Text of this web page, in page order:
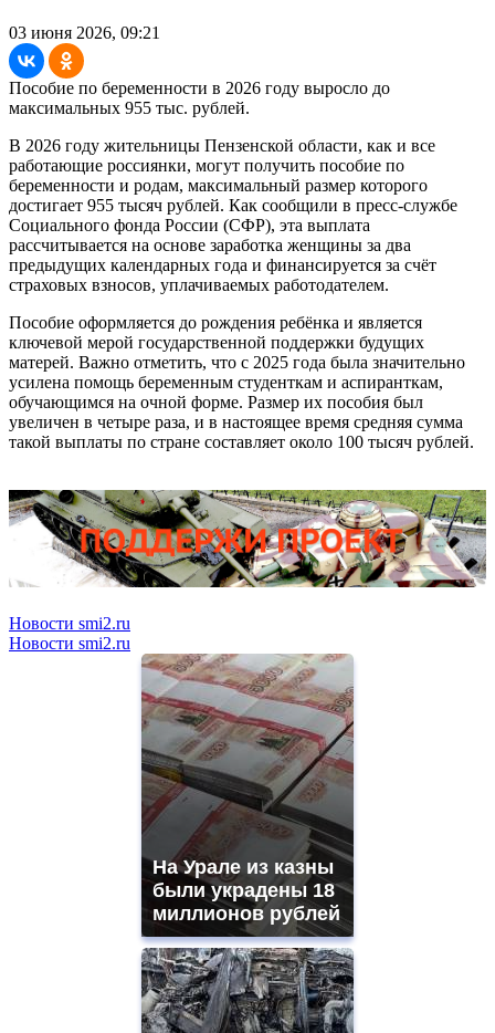
03 июня 2026, 09:21
Пособие по беременности в 2026 году выросло до
максимальных 955 тыс. рублей.
В 2026 году жительницы Пензенской области, как и все
работающие россиянки, могут получить пособие по
беременности и родам, максимальный размер которого
достигает 955 тысяч рублей. Как сообщили в пресс-службе
Социального фонда России (СФР), эта выплата
рассчитывается на основе заработка женщины за два
предыдущих календарных года и финансируется за счёт
страховых взносов, уплачиваемых работодателем.
Пособие оформляется до рождения ребёнка и является
ключевой мерой государственной поддержки будущих
матерей. Важно отметить, что с 2025 года была значительно
усилена помощь беременным студенткам и аспиранткам,
обучающимся на очной форме. Размер их пособия был
увеличен в четыре раза, и в настоящее время средняя сумма
такой выплаты по стране составляет около 100 тысяч рублей.
Новости smi2.ru
Новости smi2.ru
На Урале из казны
были украдены 18
миллионов рублей